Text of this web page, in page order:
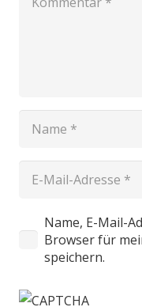
Name, E-Mail-
Browser für
speichern.